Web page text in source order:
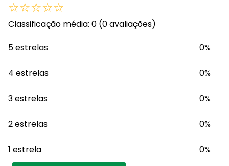
☆☆☆☆☆
Classificação média: 0 (0 avaliações)
5 estrelas
0%
4 estrelas 0%
3 estrelas 0%
2 estrelas 0%
1 estrela 0%